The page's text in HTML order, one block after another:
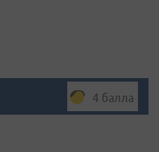
4 балла